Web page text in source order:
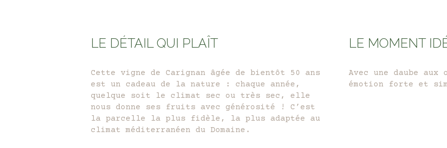
LE DÉTAIL QUI PLAÎT
Cette vigne de Carignan âgée de bientôt 50 ans
est un cadeau de la nature : chaque année,
quelque soit le climat sec ou très sec, elle
nous donne ses fruits avec générosité ! C’est
la parcelle la plus fidèle, la plus adaptée au
climatméditerranéen du Domaine.
LE MOMENT
Avec une daube
émotion forte et